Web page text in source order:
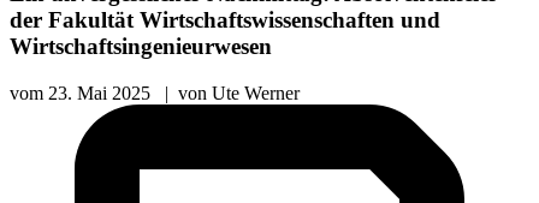
der Fakultät Wirtschaftswissenschaften und
Wirtschaftsingenieurwesen
vom 23. Mai 2025 | von Ute Werner